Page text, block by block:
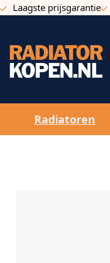
Ga naar de inhoud
Laagste prijsgarantie
Radiatoren